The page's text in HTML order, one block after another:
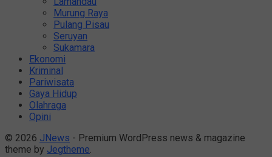
Murung Raya
Pulang Pisau
Seruyan
Sukamara
Ekonomi
Kriminal
Pariwisata
Gaya Hidup
Olahraga
Opini
© 2026 JNews - Premium WordPress news & magazine
theme by Jegtheme